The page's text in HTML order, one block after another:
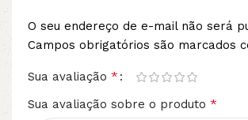
O seu endereço de e-mail não será
Campos obrigatórios são marcados
Sua avaliação *
Sua avaliação sobre o produto *